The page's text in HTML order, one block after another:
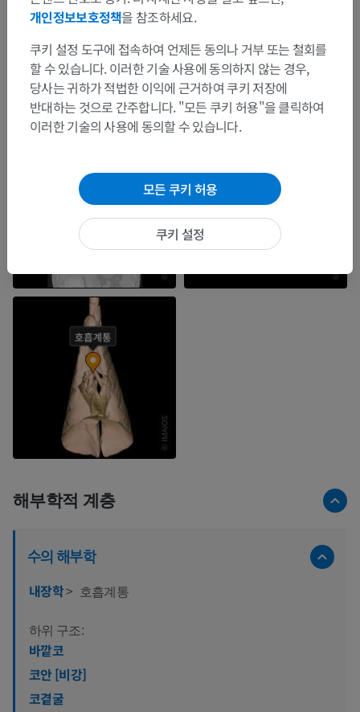
해부학적 계층
수의 해부학
내장학> 호흡계통
하위 구조:
바깥코
코안 [비강]
코곁굴
개인정보보호정책을 참조하세요.
쿠키 설정 도구에 접속하여 언제든 동의나 거부 또는 철회를
할 수 있습니다. 이러한 기술 사용에 동의하지 않는 경우,
당사는 귀하가 적법한 이익에 근거하여 쿠키 저장에
반대하는 것으로 간주합니다. "모든 쿠키 허용"을 클릭하여
이러한 기술의 사용에 동의할 수 있습니다.
모든 쿠키 허용
쿠키 설정